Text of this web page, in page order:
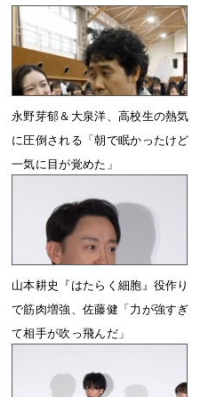
永野芽郁＆大泉洋、高校生の熱気
に圧倒される「朝で眠かったけど
一気に目が覚めた」
山本耕史『はたらく細胞』役作り
で筋肉増強、佐藤健「力が強すぎ
て相手が吹っ飛んだ」